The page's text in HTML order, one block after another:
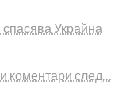
Украйна
коментари след…